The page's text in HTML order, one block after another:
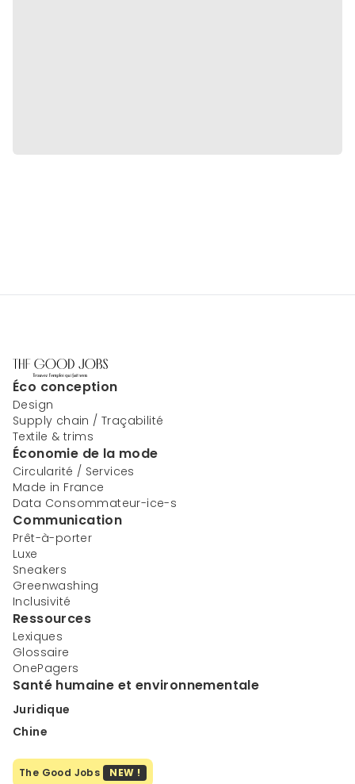
Éco conception
Design
Supply chain / Traçabilité
Textile & trims
Économie de la mode
Circularité / Services
Made in France
Data Consommateur-ice-s
Communication
Prêt-à-porter
Luxe
Sneakers
Greenwashing
Inclusivité
Ressources
Lexiques
Glossaire
OnePagers
Santé humaine et environnementale
Juridique
Chine
The Good Jobs NEW !